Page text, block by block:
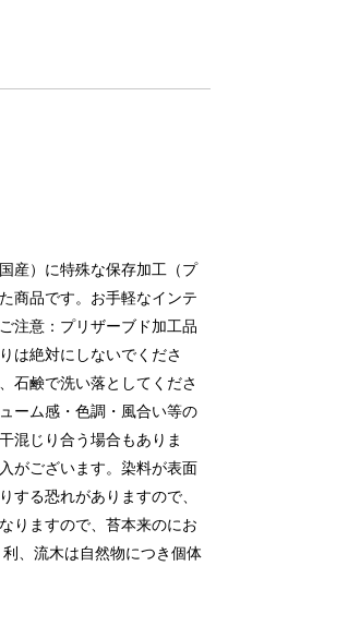
産）に特殊な保存加工（プ
商品です。お手軽なインテ
注意：プリザーブド加工品
は絶対にしないでくださ
石鹸で洗い落としてくださ
ーム感・色調・風合い等の
混じり合う場合もありま
がございます。染料が表面
する恐れがありますので、
りますので、苔本来のにお
、流木は自然物につき個体